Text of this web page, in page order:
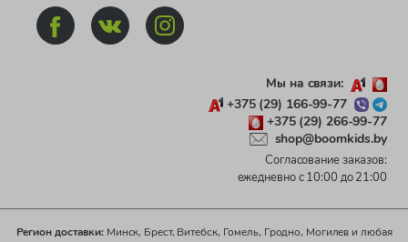
Мы на связи:
+375 (29) 166-99-77
+375 (29) 266-99-77
shop@boomkids.by
Согласование заказов:
ежедневно с 10:00 до 21:00
Регион доставки:Минск, Брест, Витебск, Гомель, Гродно, Могилев и любая